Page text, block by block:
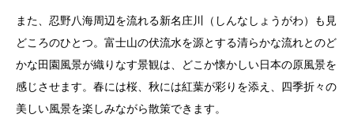
また、忍野八海周辺を流れる新名庄川（しんなしょうがわ）も見
どころのひとつ。富士山の伏流水を源とする清らかな流れとのど
かな田園風景が織りなす景観は、どこか懐かしい日本の原風景を
感じさせます。春には桜、秋には紅葉が彩りを添え、四季折々の
美しい風景を楽しみながら散策できます。